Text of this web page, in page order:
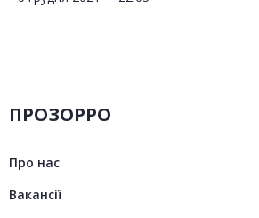
ПРОЗОРРО
Про нас
Вакансії